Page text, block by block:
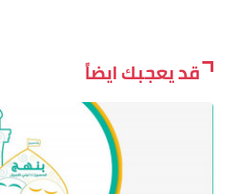
قد يعجبك ايضاً